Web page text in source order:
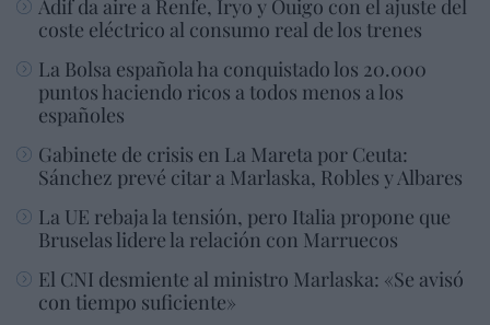
Adif da aire a Renfe, Iryo y Ouigo con el ajuste del
coste eléctrico al consumo real de los trenes
La Bolsa española ha conquistado los 20.000
puntos haciendo ricos a todos menos a los
españoles
Gabinete de crisis en La Mareta por Ceuta:
Sánchez prevé citar a Marlaska, Robles y Albares
La UE rebaja la tensión, pero Italia propone que
Bruselas lidere la relación con Marruecos
El CNI desmiente al ministro Marlaska: «Se avisó
con tiempo suficiente»